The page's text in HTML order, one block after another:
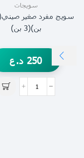
سويجات
بن)(3 بن)
250 د.ع